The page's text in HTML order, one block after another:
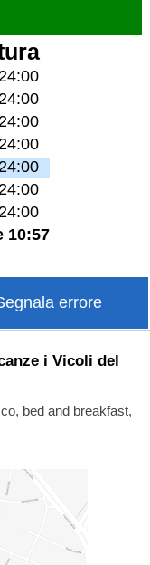
10:57
errore
i Vicoli del
bed and breakfast,